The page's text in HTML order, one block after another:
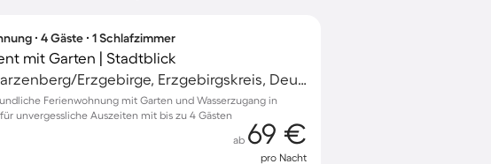
∙ 4 Gäste ∙ 1 Schlafzimmer
mit Garten | Stadtblick
Schwarzenberg/Erzgebirge, Erzgebirgskreis, Deutschland
Ferienwohnung mit Garten und Wasserzugang in
unvergessliche Auszeiten mit bis zu 4 Gästen
ab 69 €
pro Nacht